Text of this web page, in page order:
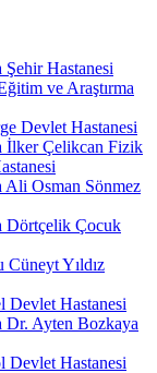
Şehir Hastanesi
ve Araştırma
Devlet Hastanesi
İlker Çelikcan Fizik
Ali Osman Sönmez
Dörtçelik Çocuk
Cüneyt Yıldız
Devlet Hastanesi
Dr. Ayten Bozkaya
Devlet Hastanesi